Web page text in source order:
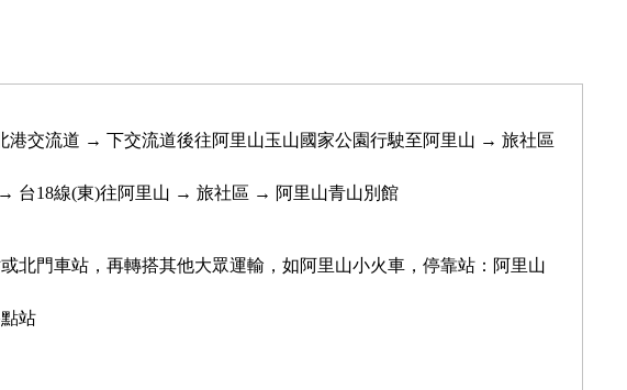
港交流道 → 下交流道後往阿里山玉山國家公園行駛至阿里山 → 旅社區
台18線(東)往阿里山 → 旅社區 → 阿里山青山別館
北門車站，再轉搭其他大眾運輸，如阿里山小火車，停靠站：阿里山
站